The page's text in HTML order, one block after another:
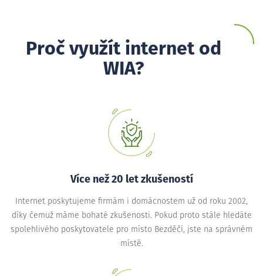
Proč využít internet od
WIA?
Více než 20 let zkušeností
Internet poskytujeme firmám i domácnostem už od roku 2002,
díky čemuž máme bohaté zkušenosti. Pokud proto stále hledáte
spolehlivého poskytovatele pro místo Bezděčí, jste na správném
místě.